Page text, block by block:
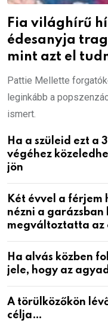
Fia világhírű
édesanyja
mint azt el
Pattie Mellette
leginkább a
ismert.
Ha a szüleid ezt a
végéhez
jön
Két évvel a
nézni a
megváltoztatta az
Ha alvás közben
jele, hogy az
A törülközőkön
célja…